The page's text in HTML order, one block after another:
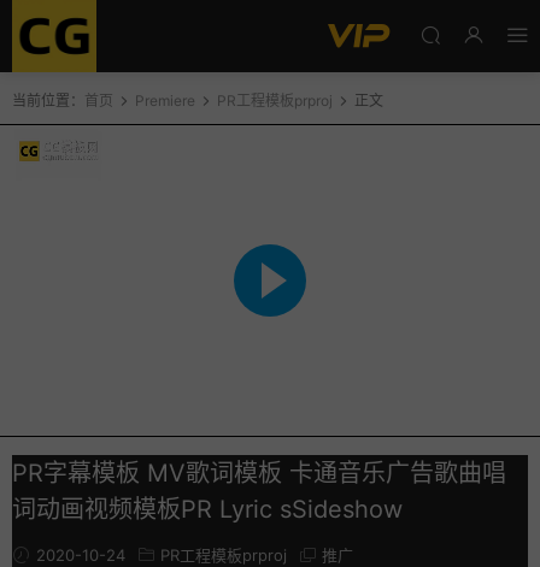
当前位置： 首页 Premiere PR工程模板prproj 正文
PR字幕模板 MV歌词模板 卡通音乐广告歌曲唱
词动画视频模板PR Lyric sSideshow
2020-10-24 PR工程模板prproj 推广